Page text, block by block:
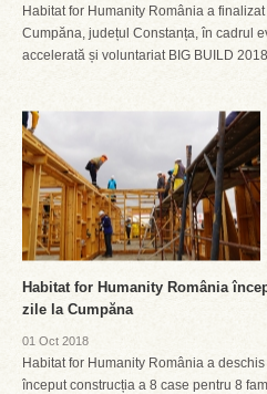
Habitat for Humanity România a
Cumpăna, județul Constanța, în cadrul
accelerată și voluntariat BIG BUILD
Habitat for Humanity România
zile la Cumpăna
01 Oct 2018
Habitat for Humanity România a
început construcția a 8 case pentru 8